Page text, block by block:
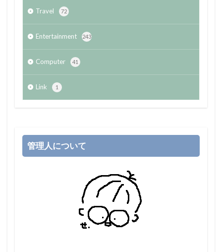
Travel 72
Entertainment 243
Computer 41
Link 1
管理人について